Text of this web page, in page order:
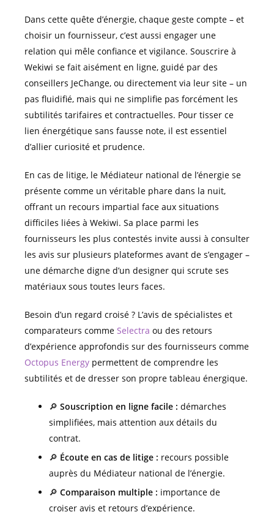
Dans cette quête d’énergie, chaque geste compte – et
choisir un fournisseur, c’est aussi engager une
relation qui mêle confiance et vigilance. Souscrire à
Wekiwi se fait aisément en ligne, guidé par des
conseillers JeChange, ou directement via leur site – un
pas fluidifié, mais qui ne simplifie pas forcément les
subtilités tarifaires et contractuelles. Pour tisser ce
lien énergétique sans fausse note, il est essentiel
d’allier curiosité et prudence.
En cas de litige, le Médiateur national de l’énergie se
présente comme un véritable phare dans la nuit,
offrant un recours impartial face aux situations
difficiles liées à Wekiwi. Sa place parmi les
fournisseurs les plus contestés invite aussi à consulter
les avis sur plusieurs plateformes avant de s’engager –
une démarche digne d’un designer qui scrute ses
matériaux sous toutes leurs faces.
Besoin d’un regard croisé ? L’avis de spécialistes et
comparateurs comme Selectra ou des retours
d’expérience approfondis sur des fournisseurs comme
Octopus Energy permettent de comprendre les
subtilités et de dresser son propre tableau énergique.
🔎 Souscription en ligne facile : démarches
simplifiées, mais attention aux détails du
contrat.
🔎 Écoute en cas de litige : recours possible
auprès du Médiateur national de l’énergie.
🔎 Comparaison multiple : importance de
croiser avis et retours d’expérience.